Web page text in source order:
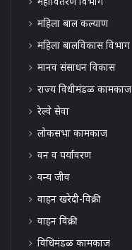
महिला बाल कल्याण
महिला बालविकास विभाग
मानव संसाधन विकास
राज्य विधीमंडळ कामकाज
रेल्वे सेवा
लोकसभा कामकाज
वन व पर्यावरण
वन्य जीव
वाहन खरेदी-विक्री
वाहन विक्री
विधिमंडळ कामकाज